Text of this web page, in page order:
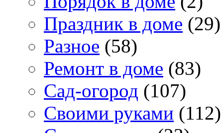
Праздник в доме (29)
Разное (58)
Ремонт в доме (83)
Сад-огород (107)
Своими руками (112)